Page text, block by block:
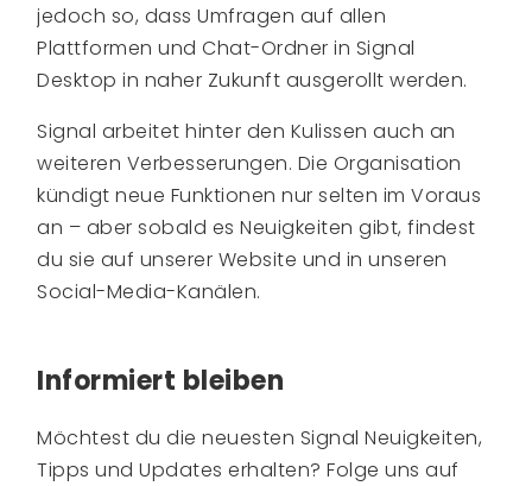
jedoch so, dass Umfragen auf allen
Plattformen und Chat-Ordner in Signal
Desktop in naher Zukunft ausgerollt werden.
Signal arbeitet hinter den Kulissen auch an
weiteren Verbesserungen. Die Organisation
kündigt neue Funktionen nur selten im Voraus
an – aber sobald es Neuigkeiten gibt, findest
du sie auf unserer Website und in unseren
Social-Media-Kanälen.
Informiert bleiben
Möchtest du die neuesten Signal Neuigkeiten,
Tipps und Updates erhalten? Folge uns auf